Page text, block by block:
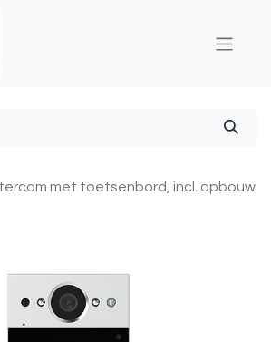
met toetsenbord, incl. opbouw